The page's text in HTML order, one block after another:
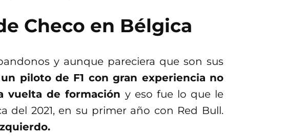
Checo en Bélgica
y aunque pareciera que son sus
un piloto de F1 con gran experiencia no
vuelta de formación y eso fue lo que le
del 2021, en su primer año con Red Bull.